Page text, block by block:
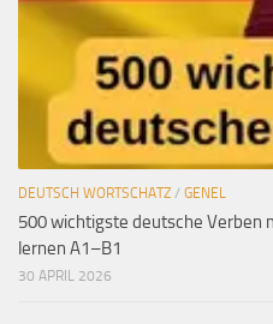
DEUTSCH WORTSCHATZ / GENEL
500 wichtigste deutsche Verben
lernen A1–B1
30 APRIL 2026